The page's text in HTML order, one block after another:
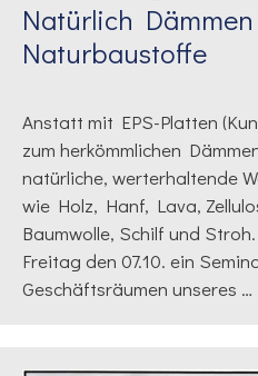
Natürlich
Naturbaustoffe
Anstatt mit EPS-Platten
zum herkömmlichen
natürliche, werterhaltende
wie Holz, Hanf, Lava,
Baumwolle, Schilf und
Freitag den 07.10. ein
Geschäftsräumen unseres …